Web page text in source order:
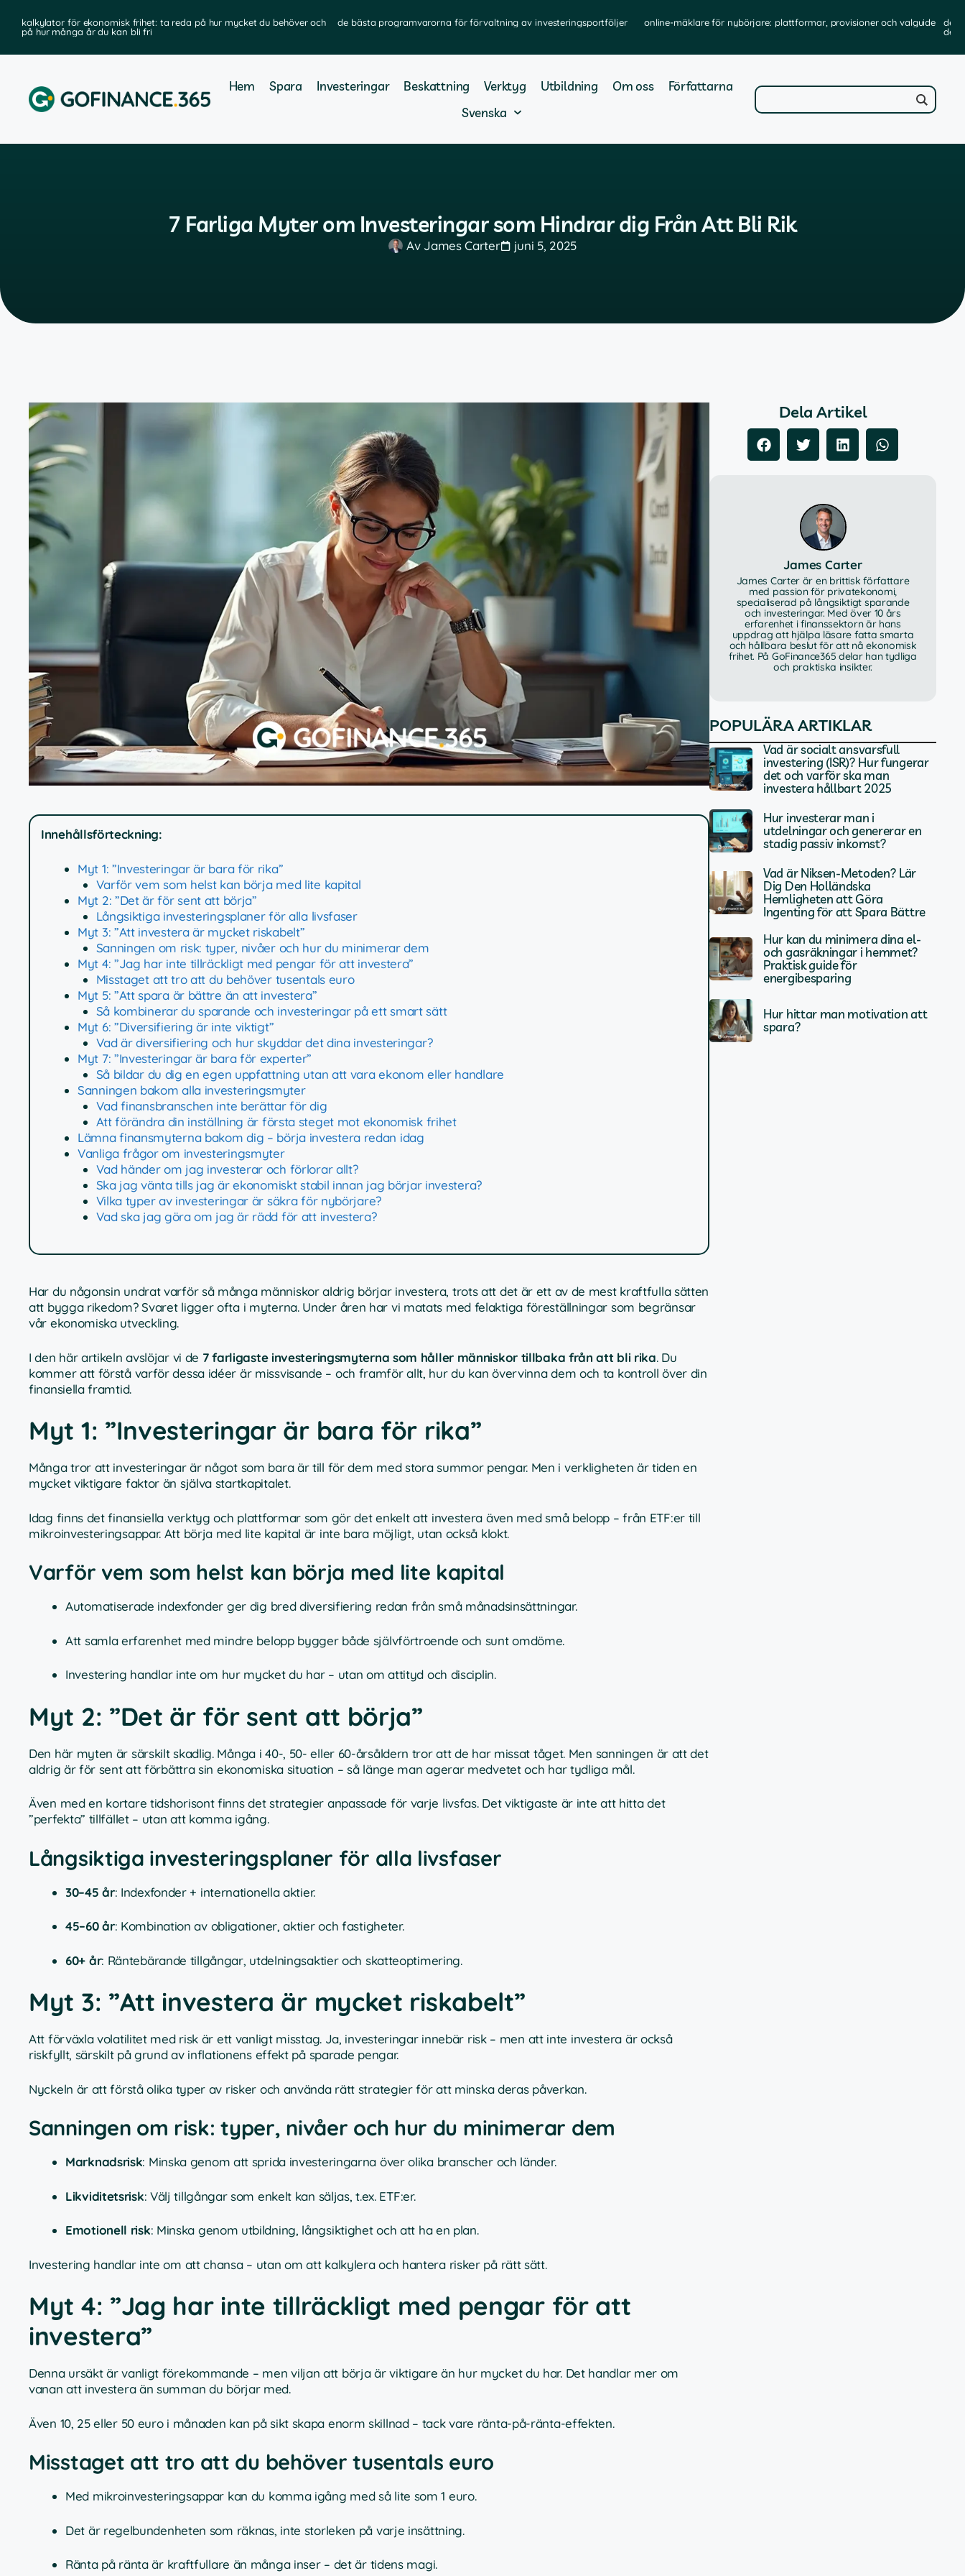
kalkylator för ekonomisk frihet: ta reda på hur mycket du behöver och
på hur många år du kan bli fri
de bästa programvarorna för förvaltning av investeringsportföljer online-mäklare för nybörjare: plattformar, provisioner och valguide
de
de
Hem Spara Investeringar Beskattning Verktyg Utbildning Om oss
Författarna
Svenska
7 Farliga Myter om Investeringar som Hindrar dig Från Att Bli Rik
AvJames Carter juni 5, 2025
Innehållsförteckning:
Myt 1: ”Investeringar är bara för rika”
Varför vem som helst kan börja med lite kapital
Myt 2: ”Det är för sent att börja”
Långsiktiga investeringsplaner för alla livsfaser
Myt 3: ”Att investera är mycket riskabelt”
Sanningen om risk: typer, nivåer och hur du minimerar dem
Myt 4: ”Jag har inte tillräckligt med pengar för att investera”
Misstaget att tro att du behöver tusentals euro
Myt 5: ”Att spara är bättre än att investera”
Så kombinerar du sparande och investeringar på ett smart sätt
Myt 6: ”Diversifiering är inte viktigt”
Vad är diversifiering och hur skyddar det dina investeringar?
Myt 7: ”Investeringar är bara för experter”
Så bildar du dig en egen uppfattning utan att vara ekonom eller handlare
Sanningen bakom alla investeringsmyter
Vad finansbranschen inte berättar för dig
Att förändra din inställning är första steget mot ekonomisk frihet
Lämna finansmyterna bakom dig – börja investera redan idag
Vanliga frågor om investeringsmyter
Vad händer om jag investerar och förlorar allt?
Ska jag vänta tills jag är ekonomiskt stabil innan jag börjar investera?
Vilka typer av investeringar är säkra för nybörjare?
Vad ska jag göra om jag är rädd för att investera?
Har du någonsin undrat varför så många människor aldrig börjar investera, trots att det är ett av de mest kraftfulla sätten
att bygga rikedom? Svaret ligger ofta i myterna. Under åren har vi matats med felaktiga föreställningar som begränsar
vår ekonomiska utveckling.
I den här artikeln avslöjar vi de 7 farligaste investeringsmyterna som håller människor tillbaka från att bli rika. Du
kommer att förstå varför dessa idéer är missvisande – och framför allt, hur du kan övervinna dem och ta kontroll över din
finansiella framtid.
Myt 1: ”Investeringar är bara för rika”
Många tror att investeringar är något som bara är till för dem med stora summor pengar. Men i verkligheten är tiden en
mycket viktigare faktor än själva startkapitalet.
Idag finns det finansiella verktyg och plattformar som gör det enkelt att investera även med små belopp – från ETF:er till
mikroinvesteringsappar. Att börja med lite kapital är inte bara möjligt, utan också klokt.
Varför vem som helst kan börja med lite kapital
Automatiserade indexfonder ger dig bred diversifiering redan från små månadsinsättningar.
Att samla erfarenhet med mindre belopp bygger både självförtroende och sunt omdöme.
Investering handlar inte om hur mycket du har – utan om attityd och disciplin.
Myt 2: ”Det är för sent att börja”
Den här myten är särskilt skadlig. Många i 40-, 50- eller 60-årsåldern tror att de har missat tåget. Men sanningen är att det
aldrig är för sent att förbättra sin ekonomiska situation – så länge man agerar medvetet och har tydliga mål.
Även med en kortare tidshorisont finns det strategier anpassade för varje livsfas. Det viktigaste är inte att hitta det
”perfekta” tillfället – utan att komma igång.
Långsiktiga investeringsplaner för alla livsfaser
30–45 år: Indexfonder + internationella aktier.
45–60 år: Kombination av obligationer, aktier och fastigheter.
60+ år: Räntebärande tillgångar, utdelningsaktier och skatteoptimering.
Myt 3: ”Att investera är mycket riskabelt”
Att förväxla volatilitet med risk är ett vanligt misstag. Ja, investeringar innebär risk – men att inte investera är också
riskfyllt, särskilt på grund av inflationens effekt på sparade pengar.
Nyckeln är att förstå olika typer av risker och använda rätt strategier för att minska deras påverkan.
Sanningen om risk: typer, nivåer och hur du minimerar dem
Marknadsrisk: Minska genom att sprida investeringarna över olika branscher och länder.
Likviditetsrisk: Välj tillgångar som enkelt kan säljas, t.ex. ETF:er.
Emotionell risk: Minska genom utbildning, långsiktighet och att ha en plan.
Investering handlar inte om att chansa – utan om att kalkylera och hantera risker på rätt sätt.
Myt 4: ”Jag har inte tillräckligt med pengar för att
investera”
Denna ursäkt är vanligt förekommande – men viljan att börja är viktigare än hur mycket du har. Det handlar mer om
vanan att investera än summan du börjar med.
Även 10, 25 eller 50 euro i månaden kan på sikt skapa enorm skillnad – tack vare ränta-på-ränta-effekten.
Misstaget att tro att du behöver tusentals euro
Med mikroinvesteringsappar kan du komma igång med så lite som 1 euro.
Det är regelbundenheten som räknas, inte storleken på varje insättning.
Ränta på ränta är kraftfullare än många inser – det är tidens magi.
Dela Artikel
James Carter
James Carter är en brittisk författare
med passion för privatekonomi,
specialiserad på långsiktigt sparande
och investeringar. Med över 10 års
erfarenhet i finanssektorn är hans
uppdrag att hjälpa läsare fatta smarta
och hållbara beslut för att nå ekonomisk
frihet. På GoFinance365 delar han tydliga
och praktiska insikter.
POPULÄRA ARTIKLAR
Vad är socialt ansvarsfull
investering (ISR)? Hur fungerar
det och varför ska man
investera hållbart 2025
Hur investerar man i
utdelningar och genererar en
stadig passiv inkomst?
Vad är Niksen-Metoden? Lär
Dig Den Holländska
Hemligheten att Göra
Ingenting för att Spara Bättre
Hur kan du minimera dina el-
och gasräkningar i hemmet?
Praktisk guide för
energibesparing
Hur hittar man motivation att
spara?